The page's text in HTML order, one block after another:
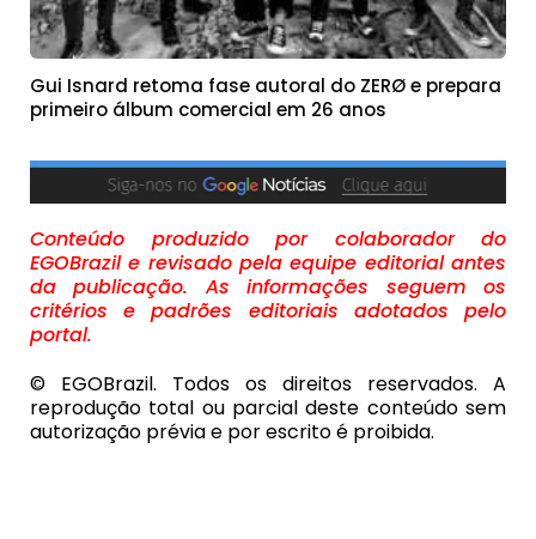
Gui Isnard retoma fase autoral do ZERØ e prepara
primeiro álbum comercial em 26 anos
Conteúdo produzido por colaborador do
EGOBrazil e revisado pela equipe editorial antes
da publicação. As informações seguem os
critérios e padrões editoriais adotados pelo
portal.
© EGOBrazil. Todos os direitos reservados. A
reprodução total ou parcial deste conteúdo sem
autorização prévia e por escrito é proibida.